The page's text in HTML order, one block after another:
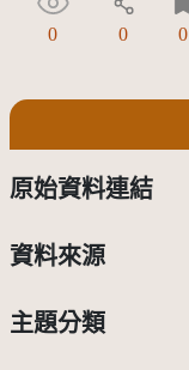
0 0 0
原始資料連結
資料來源
主題分類